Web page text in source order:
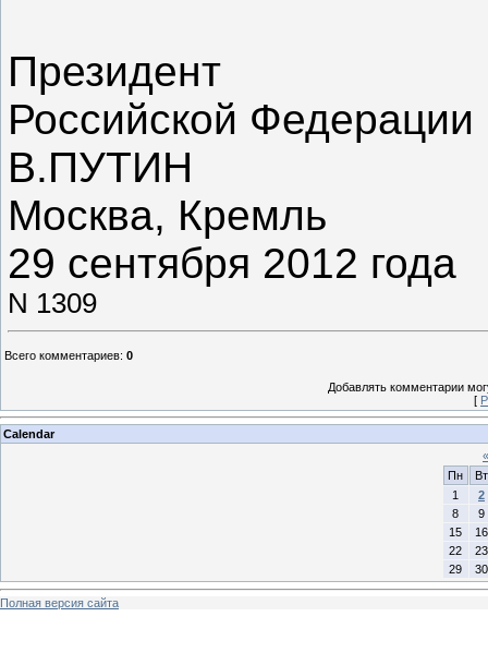
Президент
Российской Федерации
В.ПУТИН
Москва, Кремль
29 сентября 2012 года
N 1309
Всего комментариев: 0
Добавлять комментарии
[
Calendar
«
Пн
Вт
1
2
8
9
15
16
22
23
29
30
Полная версия сайта